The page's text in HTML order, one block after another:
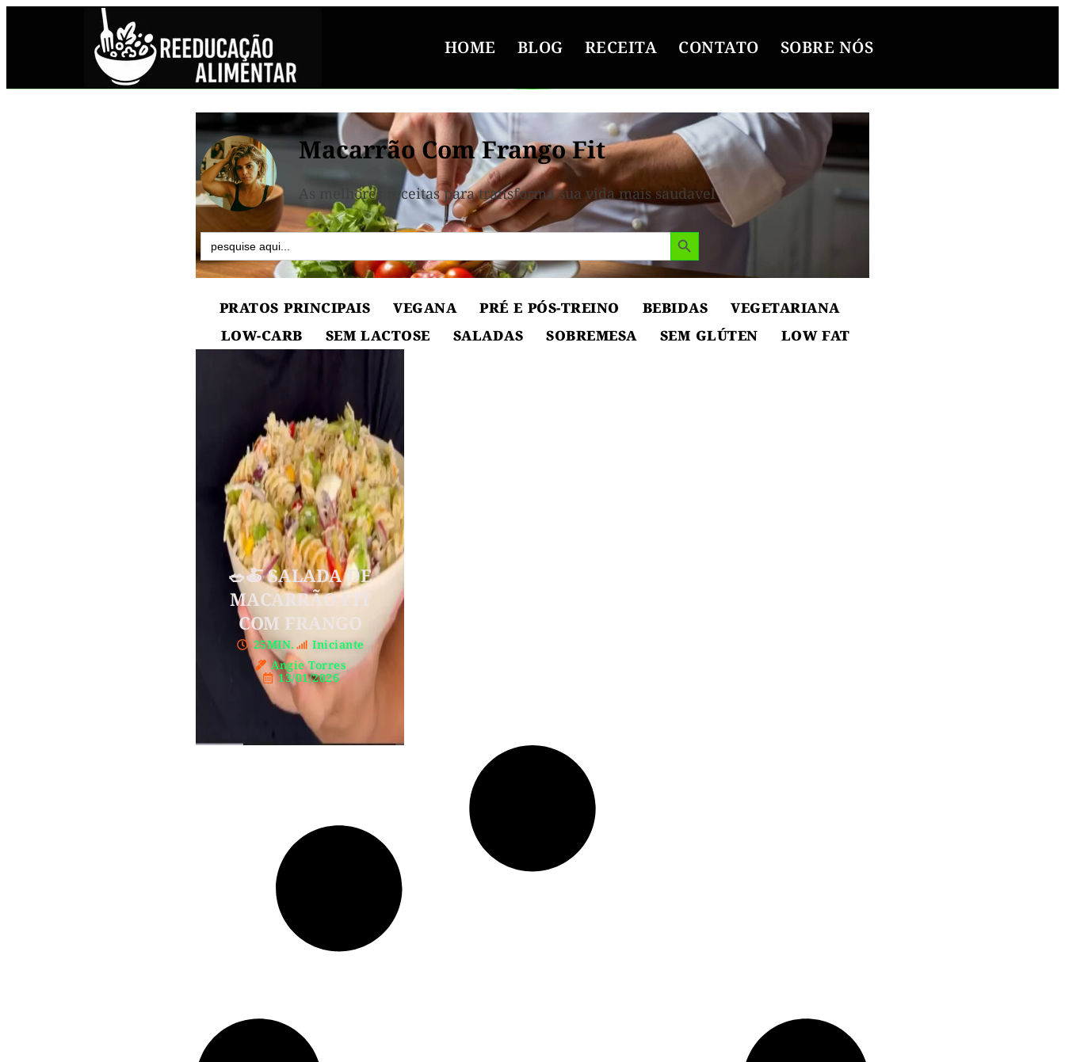
HOME BLOG RECEITA CONTATO SOBRE NÓS
Macarrão Com Frango Fit
As melhores receitas para transforma sua vida mais saudavel
Search
for:
Search Button
PRATOS PRINCIPAIS VEGANA PRÉ E PÓS-TREINO BEBIDAS
VEGETARIANA
LOW-CARB
SEM LACTOSE SALADAS SOBREMESA SEM GLÚTEN LOW FAT
🥗🍝 SALADA DE
MACARRÃO FIT
COM FRANGO
25MIN.
Iniciante
Angie Torres
13/01/2026